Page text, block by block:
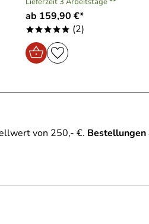
ab 159,90 €*
***** (2)
von 250,- €.